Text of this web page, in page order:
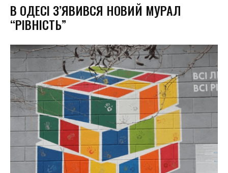
В ОДЕСІ З’ЯВИВСЯ НОВИЙ МУРАЛ
“РІВНІСТЬ”